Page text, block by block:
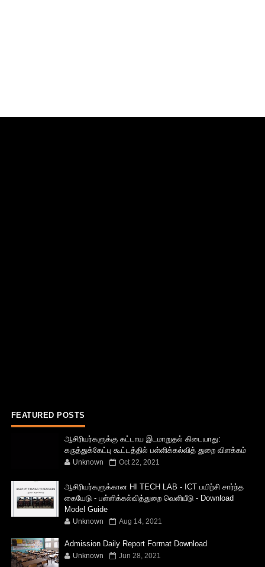
FEATURED POSTS
ஆசிரியர்களுக்கு கட்டாய இடமாறுதல் கிடையாது:
கருத்துக்கேட்பு கூட்டத்தில் பள்ளிக்கல்வித் துறை விளக்கம்
Unknown Oct 22, 2021
ஆசிரியர்களுக்கான HI TECH LAB - ICT பயிற்சி சார்ந்த
கையேடு - பள்ளிக்கல்வித்துறை வெளியீடு - Download
Model Guide
Unknown Aug 14, 2021
Admission Daily Report Format Download
Unknown Jun 28, 2021